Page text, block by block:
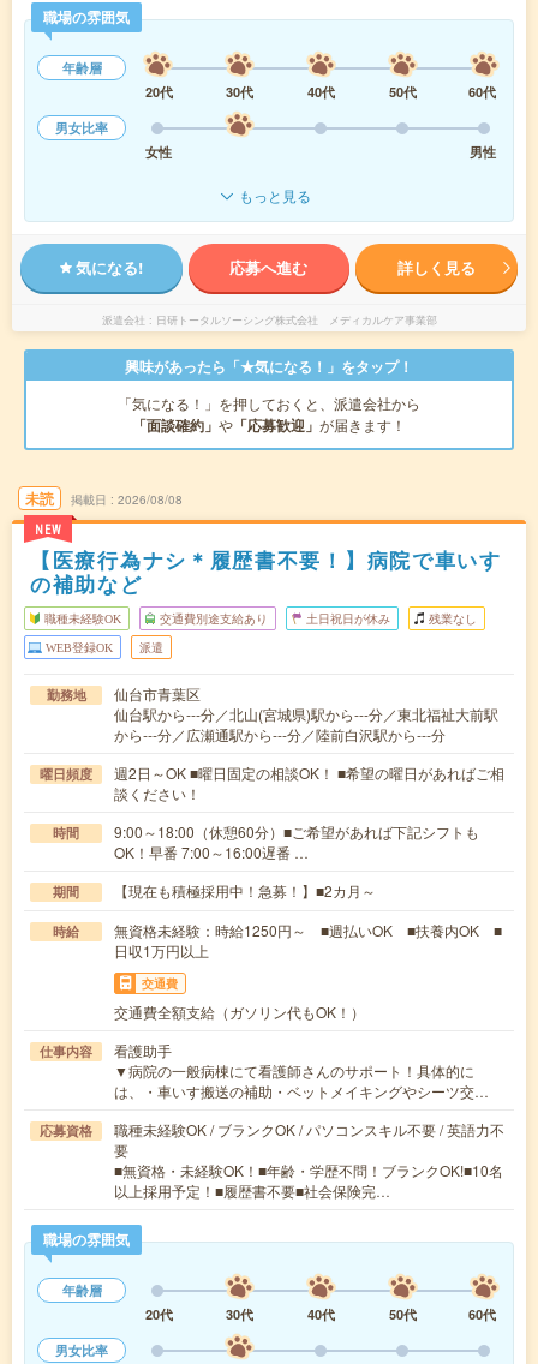
職場の雰囲気
年齢層
20代
30代 40代 50代
60代
男女比率
女性
男性
もっと見る
気になる! 応募へ進む 詳しく見る
派遣会社 日研トータルソーシング株式会社 メディカルケア事業部
興味があったら「★気になる！」をタップ！
「気になる！」を押しておくと、派遣会社から
「面談確約」 や 「応募歓迎」 が届きます！
未読
NEW
掲載日 2026/08/08
【医療行為ナシ＊履歴書不要！】病院で車いす
の補助など
職種未経験OK 交通費別途支給あり 土日祝日が休み 残業なし
WEB登録OK 派遣
勤務地
仙台市青葉区
仙台駅から---分／北山(宮城県)駅から---分／東北福祉大前駅
から---分／広瀬通駅から---分／陸前白沢駅から---分
曜日頻度
週2日～OK ■曜日固定の相談OK！ ■希望の曜日があればご相
談ください！
時間
9:00～18:00（休憩60分）■ご希望があれば下記シフトも
OK！早番 7:00～16:00遅番 …
期間 【現在も積極採用中！急募！】■2カ月～
時給
無資格未経験：時給1250円～ ■週払いOK ■扶養内OK ■
日収1万円以上
交通費
交通費全額支給（ガソリン代もOK！）
仕事内容
看護助手
▼病院の一般病棟にて看護師さんのサポート！具体的に
は、・車いす搬送の補助・ベットメイキングやシーツ交…
応募資格
職種未経験OK / ブランクOK / パソコンスキル不要 / 英語力不
要
■無資格・未経験OK！■年齢・学歴不問！ブランクOK!■10名
以上採用予定！■履歴書不要■社会保険完…
職場の雰囲気
年齢層
20代
30代 40代 50代
60代
男女比率